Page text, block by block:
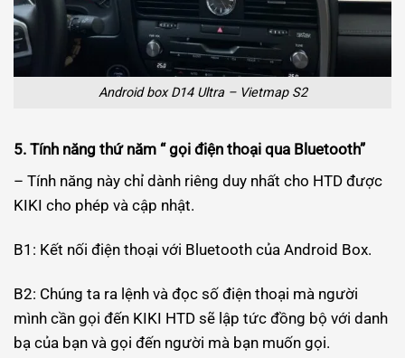
Android box D14 Ultra – Vietmap S2
5. Tính năng thứ năm “ gọi điện thoại qua Bluetooth”
– Tính năng này chỉ dành riêng duy nhất cho HTD được
KIKI cho phép và cập nhật.
B1: Kết nối điện thoại với Bluetooth của Android Box.
B2: Chúng ta ra lệnh và đọc số điện thoại mà người
mình cần gọi đến KIKI HTD sẽ lập tức đồng bộ với danh
bạ của bạn và gọi đến người mà bạn muốn gọi.